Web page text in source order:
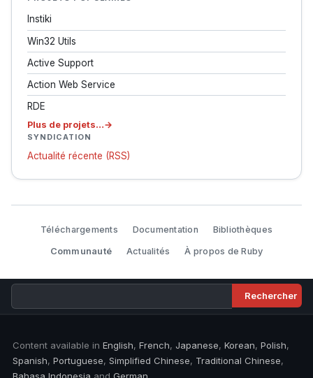
Instiki
Win32 Utils
Active Support
Action Web Service
RDE
Plus de projets…
SYNDICATION
Actualité récente (RSS)
Téléchargements Documentation Bibliothèques
Communauté Actualités À propos de Ruby
Content available in English, French, Japanese, Korean, Polish,
Spanish, Portuguese, Simplified Chinese, Traditional Chinese,